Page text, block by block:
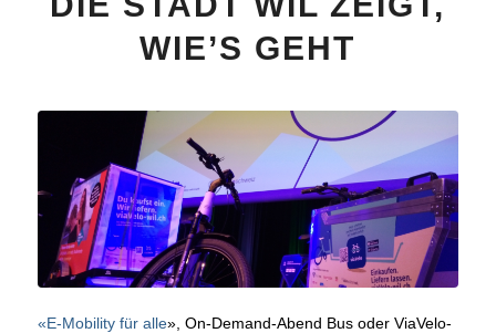
WIE’S GEHT
«E-Mobility für alle», On-Demand-Abend Bus oder ViaVelo-